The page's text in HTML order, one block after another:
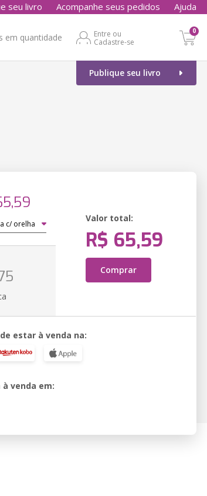
seu livro Acompanhe seus pedidos Ajuda
em quantidade
Entre ou
Cadastre-se
0
Publique seu livro
Valor total:
R$ 65,59
Comprar
estar à venda na:
venda em: